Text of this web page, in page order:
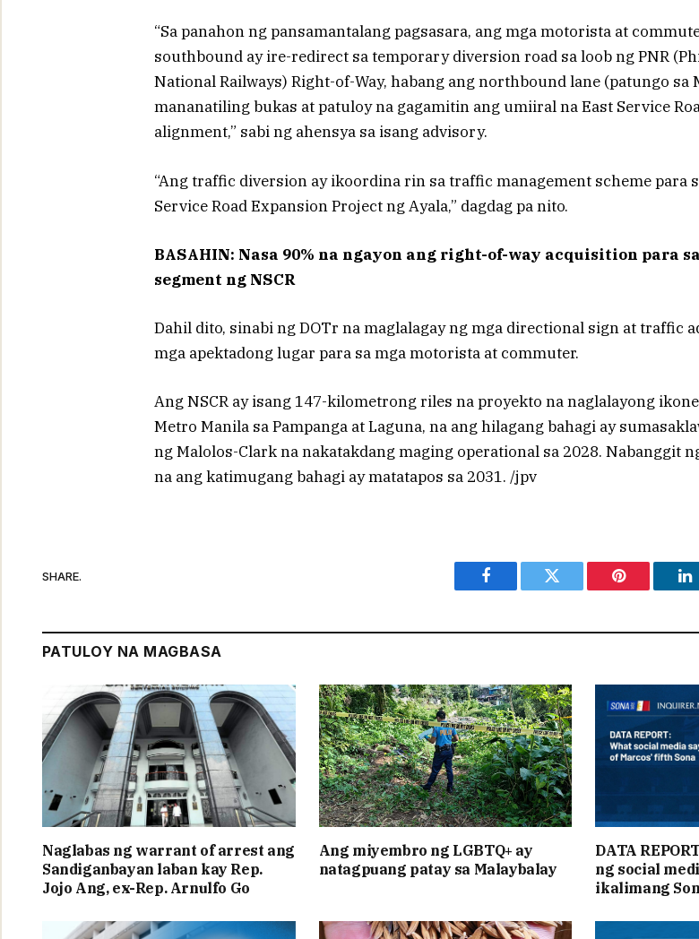
“Sa panahon ng pansamantalang pagsasara, ang mga motorista at
southbound ay ire-redirect sa temporary diversion road sa loob ng PNR
National Railways) Right-of-Way, habang ang northbound lane (patungo sa
mananatiling bukas at patuloy na gagamitin ang umiiral na East Service
alignment,” sabi ng ahensya sa isang advisory.
“Ang traffic diversion ay ikoordina rin sa traffic management scheme para
Service Road Expansion Project ng Ayala,” dagdag pa nito.
BASAHIN: Nasa 90% na ngayon ang right-of-way acquisition para
segment ng NSCR
Dahil dito, sinabi ng DOTr na maglalagay ng mga directional sign at traffic
mga apektadong lugar para sa mga motorista at commuter.
Ang NSCR ay isang 147-kilometrong riles na proyekto na naglalayong
Metro Manila sa Pampanga at Laguna, na ang hilagang bahagi ay
ng Malolos-Clark na nakatakdang maging operational sa 2028. Nabanggit
na ang katimugang bahagi ay matatapos sa 2031. /jpv
SHARE.
Facebook Twitter Pinterest
PATULOY NA MAGBASA
Naglabas ng warrant of arrest ang
Sandiganbayan laban kay Rep.
Jojo Ang, ex-Rep. Arnulfo Go
Ang miyembro ng LGBTQ+ ay
natagpuang patay sa Malaybalay
DATA
ng social
ikalimang